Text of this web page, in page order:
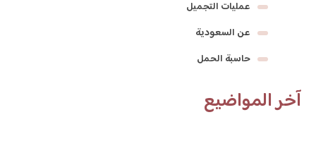
عمليات التجميل
عن السعودية
حاسبة الحمل
آخر المواضيع